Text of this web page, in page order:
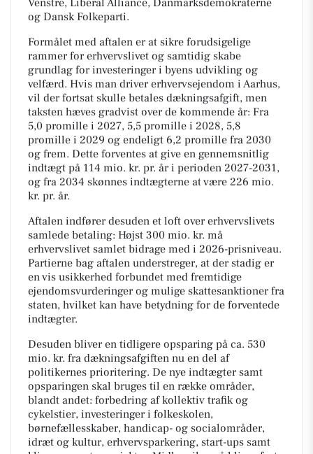
og Dansk Folkeparti.
Formålet med aftalen er at sikre forudsigelige
rammer for erhvervslivet og samtidig skabe
grundlag for investeringer i byens udvikling og
velfærd. Hvis man driver erhvervsejendom i Aarhus,
vil der fortsat skulle betales dækningsafgift, men
taksten hæves gradvist over de kommende år: Fra
5,0 promille i 2027, 5,5 promille i 2028, 5,8
promille i 2029 og endeligt 6,2 promille fra 2030
og frem. Dette forventes at give en gennemsnitlig
indtægt på 114 mio. kr. pr. år i perioden 2027-2031,
og fra 2034 skønnes indtægterne at være 226 mio.
kr. pr. år.
Aftalen indfører desuden et loft over erhvervslivets
samlede betaling: Højst 300 mio. kr. må
erhvervslivet samlet bidrage med i 2026-prisniveau.
Partierne bag aftalen understreger, at der stadig er
en vis usikkerhed forbundet med fremtidige
ejendomsvurderinger og mulige skattesanktioner fra
staten, hvilket kan have betydning for de forventede
indtægter.
Desuden bliver en tidligere opsparing på ca. 530
mio. kr. fra dækningsafgiften nu en del af
politikernes prioritering. De nye indtægter samt
opsparingen skal bruges til en række områder,
blandt andet: forbedring af kollektiv trafik og
cykelstier, investeringer i folkeskolen,
børnefællesskaber, handicap- og socialområder,
idræt og kultur, erhvervsparkering, start-ups samt